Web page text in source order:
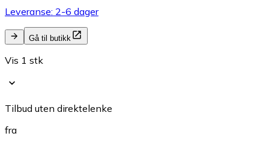
Leveranse: 2-6 dager
Gå til butikk
Vis 1 stk
Tilbud uten direktelenke
fra